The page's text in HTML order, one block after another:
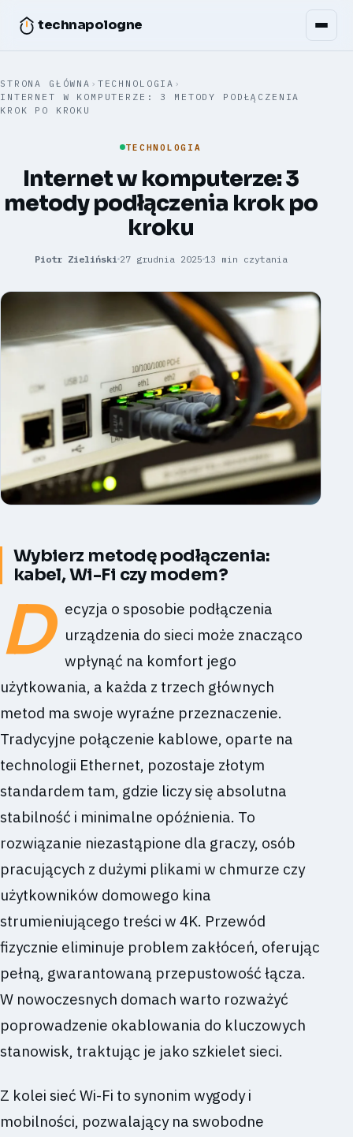
technapologne
STRONA GŁÓWNA › TECHNOLOGIA ›
INTERNET W KOMPUTERZE: 3 METODY PODŁĄCZENIA
KROK PO KROKU
TECHNOLOGIA
Internet w komputerze: 3
metody podłączenia krok po
kroku
Piotr Zieliński 27 grudnia 2025 13 min czytania
Wybierz metodę podłączenia:
kabel, Wi-Fi czy modem?
D
ecyzja o sposobie podłączenia
urządzenia do sieci może znacząco
wpłynąć na komfort jego
użytkowania, a każda z trzech głównych
metod ma swoje wyraźne przeznaczenie.
Tradycyjne połączenie kablowe, oparte na
technologii Ethernet, pozostaje złotym
standardem tam, gdzie liczy się absolutna
stabilność i minimalne opóźnienia. To
rozwiązanie niezastąpione dla graczy, osób
pracujących z dużymi plikami w chmurze czy
użytkowników domowego kina
strumieniującego treści w 4K. Przewód
fizycznie eliminuje problem zakłóceń, oferując
pełną, gwarantowaną przepustowość łącza.
W nowoczesnych domach warto rozważyć
poprowadzenie okablowania do kluczowych
stanowisk, traktując je jako szkielet sieci.
Z kolei sieć Wi-Fi to synonim wygody i
mobilności, pozwalający na swobodne